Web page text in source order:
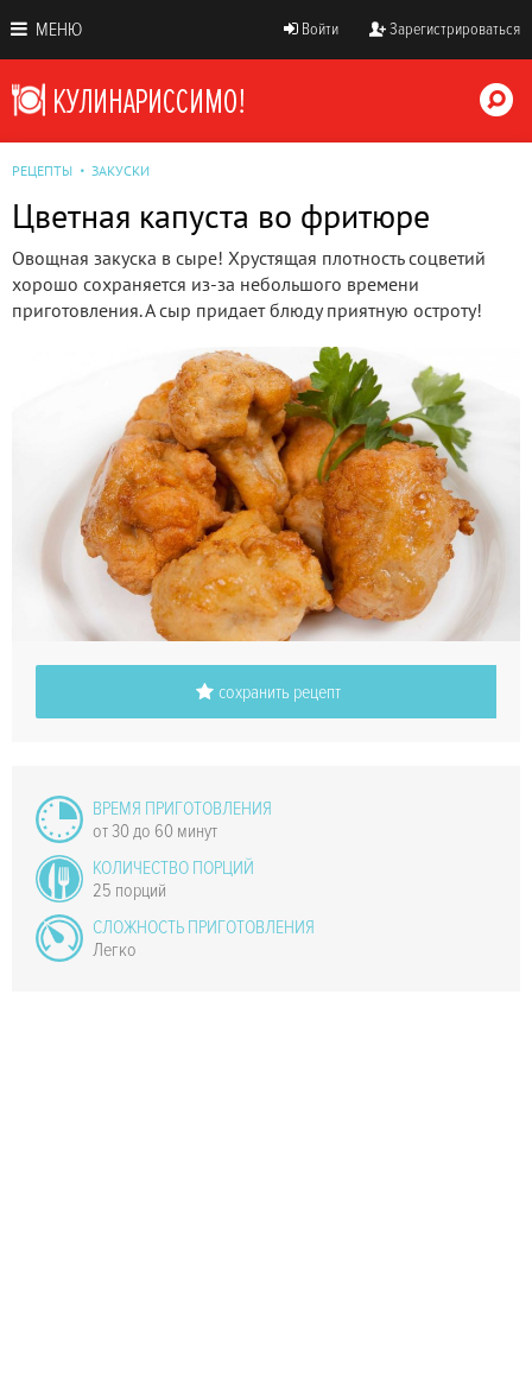
МЕНЮ Войти Зарегистрироваться
РЕЦЕПТЫ ЗАКУСКИ
Цветная капуста во фритюре
Овощная закуска в сыре! Хрустящая плотность соцветий
хорошо сохраняется из-за небольшого времени
приготовления. А сыр придает блюду приятную остроту!
сохранить рецепт
ВРЕМЯ ПРИГОТОВЛЕНИЯ
от 30 до 60 минут
КОЛИЧЕСТВО ПОРЦИЙ
25 порций
СЛОЖНОСТЬ ПРИГОТОВЛЕНИЯ
Легко